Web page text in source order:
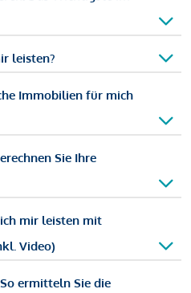
leisten?
Immobilien für mich
Sie Ihre
mir leisten mit
Video)
ermitteln Sie die